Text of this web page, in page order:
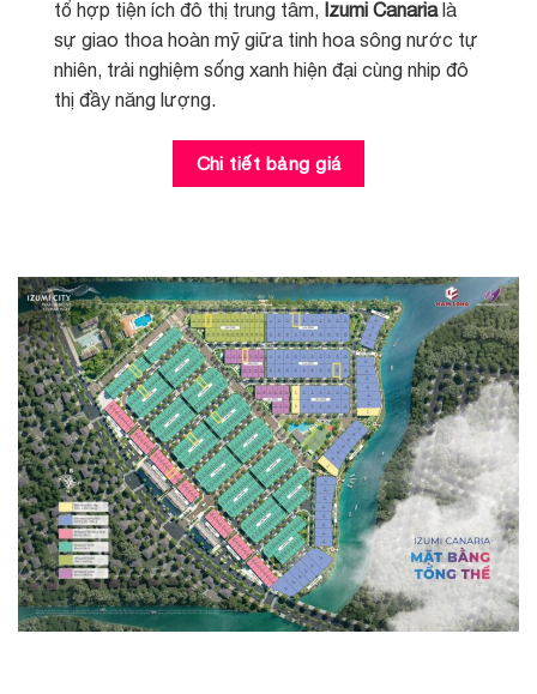
tổ hợp tiện ích đô thị trung tâm, Izumi Canarialà
sự giao thoa hoàn mỹ giữa tinh hoa sông nước tự
nhiên, trải nghiệm sống xanh hiện đại cùng nhip đô
thị đầy năng lượng.
Chi tiết bảng giá